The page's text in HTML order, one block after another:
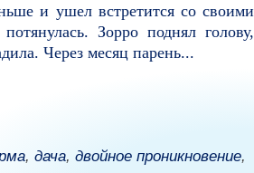
и ушел встретится со своими
Зорро поднял голову,
Через месяц парень...
, дача, двойное проникновение,